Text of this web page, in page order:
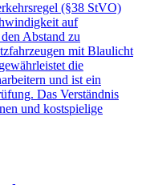
(§38 StVO)
auf
Abstand zu
mit Blaulicht
die
und ist ein
Das Verständnis
und kostspielige